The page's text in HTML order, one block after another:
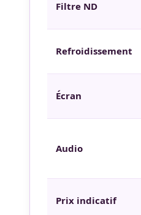
Filtre ND
Refroidissement
Écran
Audio
Prix indicatif